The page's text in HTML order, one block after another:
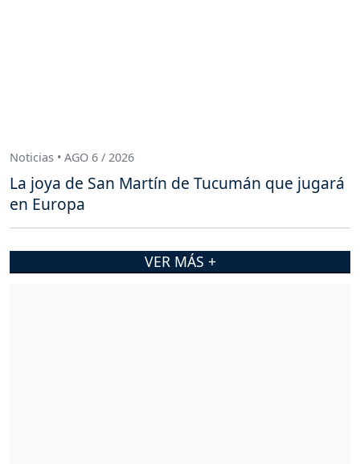
Noticias • AGO 6 / 2026
La joya de San Martín de Tucumán que jugará
en Europa
VER MÁS +